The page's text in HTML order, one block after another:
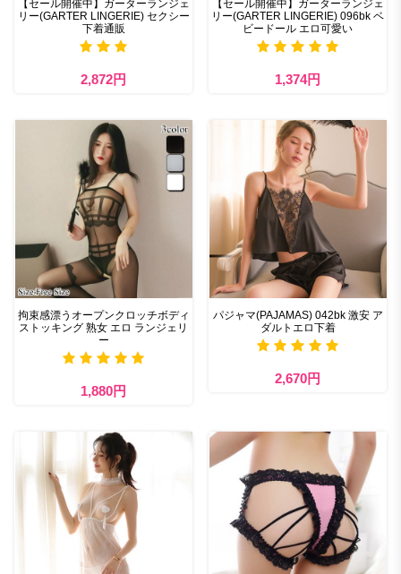
【セール開催中】ガーターランジェ
リー(GARTER LINGERIE) セクシー
下着通販
2,872円
【セール開催中】ガーターランジェ
リー(GARTER LINGERIE) 096bk ベ
ビードール エロ可愛い
1,374円
拘束感漂うオープンクロッチボディ
ストッキング 熟女 エロ ランジェリ
ー
1,880円
パジャマ(PAJAMAS) 042bk 激安 ア
ダルトエロ下着
2,670円